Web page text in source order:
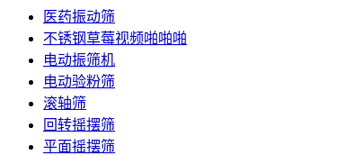
医药振动筛
不锈钢草莓视频啪啪啪
电动振筛机
电动验粉筛
滚轴筛
回转摇摆筛
平面摇摆筛